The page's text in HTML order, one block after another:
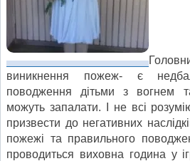
виникнення пожеж- є
поводження дітьми з вогнем
можуть запалати. І не всі
призвести до негативних
пожежі та правильного
проводиться виховна година у